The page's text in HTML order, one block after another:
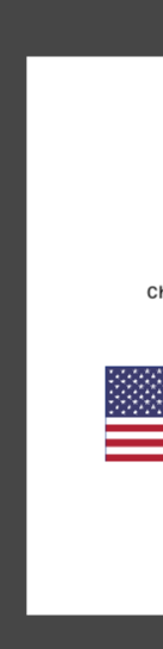
29 juin
coupe et couleur
/5